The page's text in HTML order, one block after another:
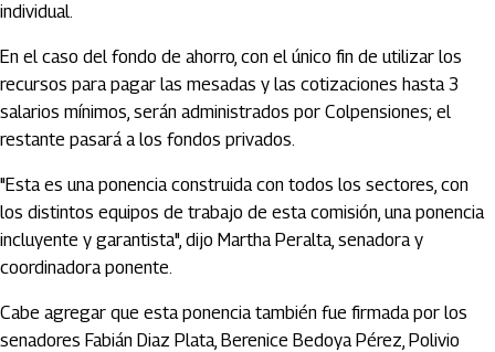
individual.
En el caso del fondo de ahorro, con el único fin de utilizar los
recursos para pagar las mesadas y las cotizaciones hasta 3
salarios mínimos, serán administrados por Colpensiones; el
restante pasará a los fondos privados.
"Esta es una ponencia construida con todos los sectores, con
los distintos equipos de trabajo de esta comisión, una ponencia
incluyente y garantista", dijo Martha Peralta, senadora y
coordinadora ponente.
Cabe agregar que esta ponencia también fue firmada por los
senadores Fabián Diaz Plata, Berenice Bedoya Pérez, Polivio